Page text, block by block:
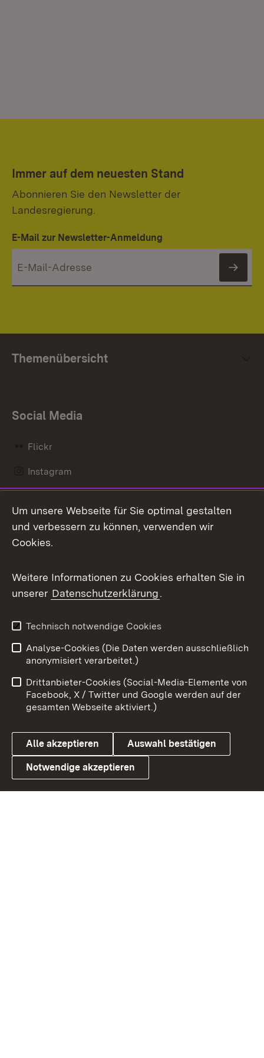
Immer auf dem neuesten Stand
Abonnieren Sie den Newsletter der
Landesregierung.
E-Mail zur Newsletter-Anmeldung
Themenübersicht
Social Media
Flickr
Instagram
Mastodon
Messenger
Social Wall
X / Twitter
Youtube
Link zum Landesportal
Benutzungshinweise
Barrierefreiheit
Datenschutz
Cookies
Um unsere Webseite für Sie optimal gestalten
und verbessern zu können, verwenden wir
Cookies.
Weitere Informationen zu Cookies erhalten Sie in
unserer Datenschutzerklärung.
Technisch notwendige Cookies
Analyse-Cookies (Die Daten werden ausschließlich
anonymisiert verarbeitet.)
Drittanbieter-Cookies (Social-Media-Elemente von
Facebook, X / Twitter und Google werden auf der
gesamten Webseite aktiviert.)
Alle akzeptieren Auswahl bestätigen
Notwendige akzeptieren